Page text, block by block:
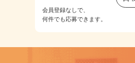
会員登録なしで、
何件でも応募できます。